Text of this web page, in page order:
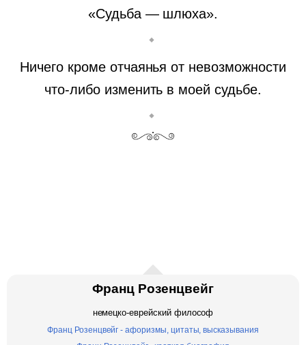
«Судьба — шлюха».
Ничего кроме отчаянья от невозможности
что-либо изменить в моей судьбе.
Франц Розенцвейг
немецко-еврейский философ
Франц Розенцвейг - афоризмы, цитаты, высказывания